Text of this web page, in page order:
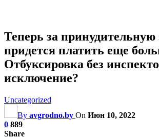
Теперь за
придется платить еще
Отбуксировка без
исключение?
Uncategorized
By avgrodno.by On Июн 10, 2022
0 889
Share